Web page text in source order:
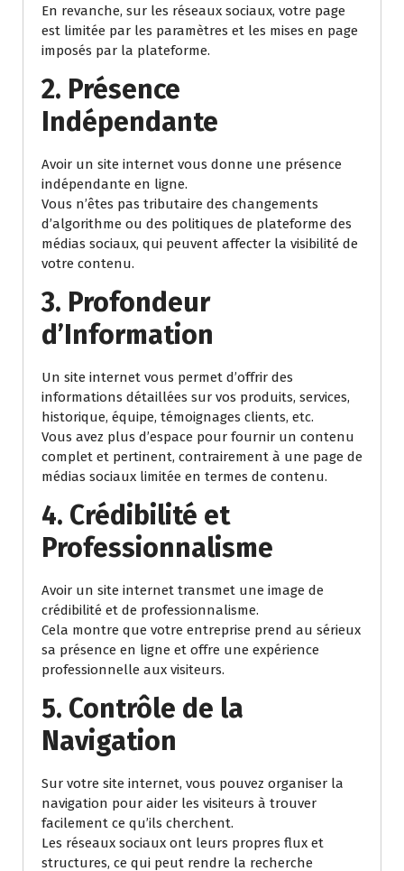
En revanche, sur les réseaux sociaux, votre page
est limitée par les paramètres et les mises en page
imposés par la plateforme.
2. Présence
Indépendante
Avoir un site internet vous donne une présence
indépendante en ligne.
Vous n’êtes pas tributaire des changements
d’algorithme ou des politiques de plateforme des
médias sociaux, qui peuvent affecter la visibilité de
votre contenu.
3. Profondeur
d’Information
Un site internet vous permet d’offrir des
informations détaillées sur vos produits, services,
historique, équipe, témoignages clients, etc.
Vous avez plus d’espace pour fournir un contenu
complet et pertinent, contrairement à une page de
médias sociaux limitée en termes de contenu.
4. Crédibilité et
Professionnalisme
Avoir un site internet transmet une image de
crédibilité et de professionnalisme.
Cela montre que votre entreprise prend au sérieux
sa présence en ligne et offre une expérience
professionnelle aux visiteurs.
5. Contrôle de la
Navigation
Sur votre site internet, vous pouvez organiser la
navigation pour aider les visiteurs à trouver
facilement ce qu’ils cherchent.
Les réseaux sociaux ont leurs propres flux et
structures, ce qui peut rendre la recherche